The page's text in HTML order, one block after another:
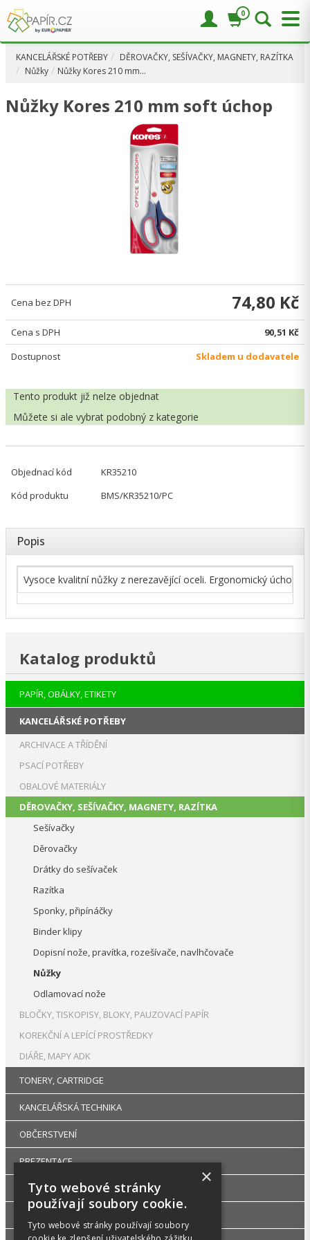
KANCELÁŘSKÉ POTŘEBY
DĚROVAČKY, SEŠÍVAČKY, MAGNETY, RAZÍTKA
Nůžky
Nůžky Kores 210 mm…
Nůžky Kores 210 mm soft úchop
Cena bez DPH 74,80 Kč
Cena s DPH
90,51 Kč
Dostupnost
Skladem u dodavatele
Tento produkt již nelze objednat
Můžete si ale vybrat podobný z kategorie
Objednací kód
KR35210
Kód produktu
BMS/KR35210/PC
Popis
Vysoce kvalitní nůžky z nerezavějící oceli. Ergonomický
Katalog produktů
PAPÍR, OBÁLKY, ETIKETY
KANCELÁŘSKÉ POTŘEBY
ARCHIVACE A TŘÍDĚNÍ
PSACÍ POTŘEBY
OBALOVÉ MATERIÁLY
DĚROVAČKY, SEŠÍVAČKY, MAGNETY, RAZÍTKA
Sešívačky
Děrovačky
Drátky do sešívaček
Razítka
Sponky, připínáčky
Binder klipy
Dopisní nože, pravítka, rozešívače, navlhčovače
Nůžky
Odlamovací nože
BLOČKY, TISKOPISY, BLOKY, PAUZOVACÍ PAPÍR
KOREKČNÍ A LEPÍCÍ PROSTŘEDKY
DIÁŘE, MAPY ADK
TONERY, CARTRIDGE
KANCELÁŘSKÁ TECHNIKA
OBČERSTVENÍ
PREZENTACE
DROGERIE
KANCELÁŘSKÝ NÁBYTEK
0
×
Tyto webové stránky
používají soubory cookie.
Tyto webové stránky používají soubory